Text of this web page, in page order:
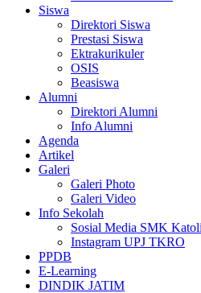
Siswa
Direktori Siswa
Prestasi Siswa
Ektrakurikuler
OSIS
Beasiswa
Alumni
Direktori Alumni
Info Alumni
Agenda
Artikel
Galeri
Galeri Photo
Galeri Video
Info Sekolah
Sosial Media SMK
Instagram UPJ TKRO
PPDB
E-Learning
DINDIK JATIM